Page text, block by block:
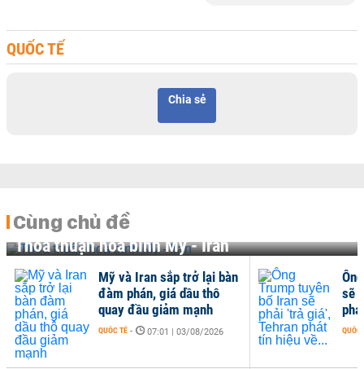
QUỐC TẾ
Chia sẻ
Cùng chủ đề
Thoả thuận hoà bình Mỹ - Iran
Mỹ và Iran sắp trở lại bàn
đàm phán, giá dầu thô
quay đầu giảm mạnh
QUỐC TẾ - 07:01 | 03/08/2026
Ông Trump tuyên bố
sẽ phải 'trả giá',
phát tín hiệu về...
QUỐC TẾ - 07:00 | 21/07/